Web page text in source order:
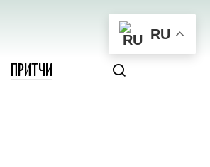
ПРИТЧИ
RU